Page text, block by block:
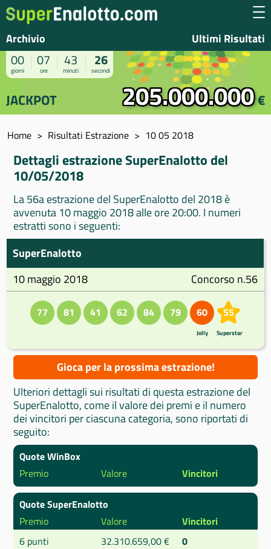
Archivio Ultimi Risultati
00
giorni
07
ore
43
minuti
26
secondi
JACKPOT 205.000.000€
Home Risultati Estrazione 10 05 2018
Dettagli estrazione SuperEnalotto del
10/05/2018
La 56a estrazione del SuperEnalotto del 2018 è
avvenuta 10 maggio 2018 alle ore 20:00. I numeri
estratti sono i seguenti:
SuperEnalotto
10 maggio 2018
Concorso n.56
77 81 41 62 84 79 60
Jolly
55
Superstar
Gioca per la prossima estrazione!
Ulteriori dettagli sui risultati di questa estrazione del
SuperEnalotto, come il valore dei premi e il numero
dei vincitori per ciascuna categoria, sono riportati di
seguito:
Quote WinBox
Premio
Valore Vincitori
Quote SuperEnalotto
Premio
Valore
Vincitori
6 punti
32.310.659,00 €
0